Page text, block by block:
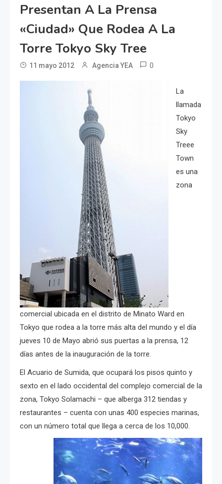
Presentan A La Prensa
«ciudad» Que Rodea A La
Torre Tokyo Sky Tree
11 mayo 2012 Agencia YEA 0
La
llamada
Tokyo
Sky
Treee
Town
es una
zona
comercial ubicada en el distrito de Minato Ward en
Tokyo que rodea a la torre más alta del mundo y el día
jueves 10 de Mayo abrió sus puertas a la prensa, 12
días antes de la inauguración de la torre.
El Acuario de Sumida, que ocupará los pisos quinto y
sexto en el lado occidental del complejo comercial de la
zona, Tokyo Solamachi – que alberga 312 tiendas y
restaurantes – cuenta con unas 400 especies marinas,
con un número total que llega a cerca de los 10,000.